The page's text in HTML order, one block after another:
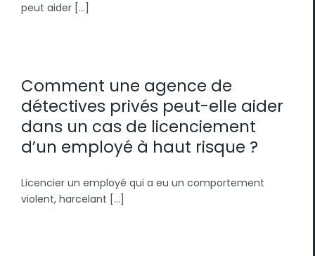
peut aider [...]
Comment une agence de
détectives privés peut-elle aider
dans un cas de licenciement
d’un employé à haut risque ?
Licencier un employé qui a eu un comportement
violent, harcelant [...]